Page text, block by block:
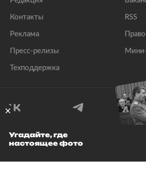
Контакты
Реклама
Пресс-релизы
Техподдержка
RSS
© 1999–2026 Все права
Угадайте, где
настоящее фото